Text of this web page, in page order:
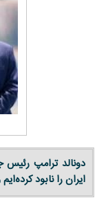
دونالد ترامپ رئیس
ایران را نابود